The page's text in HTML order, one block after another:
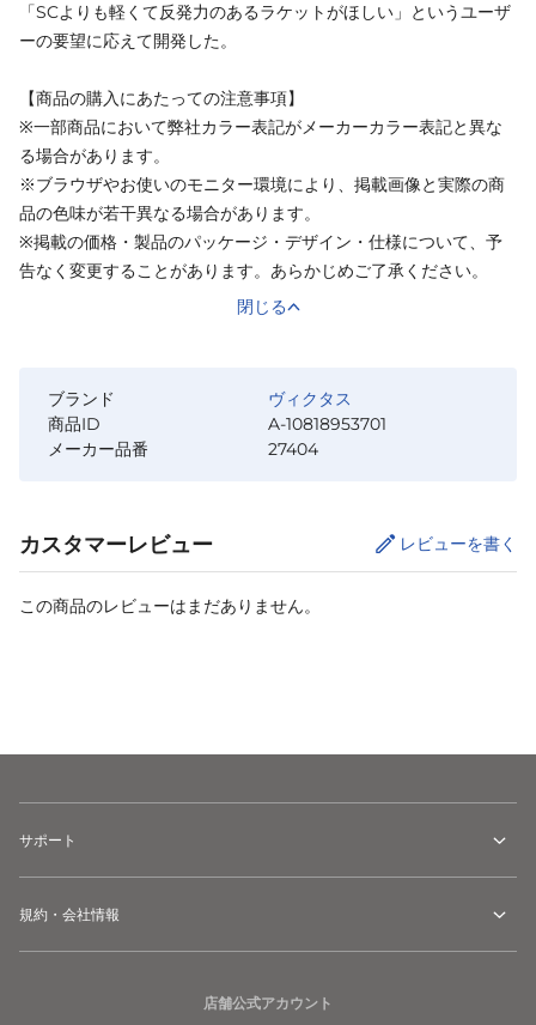
「SCよりも軽くて反発力のあるラケットがほしい」というユーザ
ーの要望に応えて開発した。
【商品の購入にあたっての注意事項】
※一部商品において弊社カラー表記がメーカーカラー表記と異な
る場合があります。
※ブラウザやお使いのモニター環境により、掲載画像と実際の商
品の色味が若干異なる場合があります。
※掲載の価格・製品のパッケージ・デザイン・仕様について、予
告なく変更することがあります。あらかじめご了承ください。
閉じる
ブランド
ヴィクタス
商品ID
A-10818953701
メーカー品番
27404
カスタマーレビュー レビューを書く
この商品のレビューはまだありません。
サポート
規約・会社情報
店舗公式アカウント